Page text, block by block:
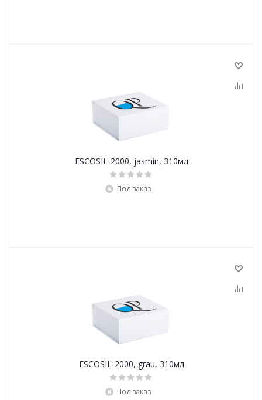
ESCOSIL-2000, jasmin, 310мл
Под заказ
ESCOSIL-2000, grau, 310мл
Под заказ